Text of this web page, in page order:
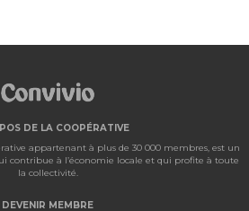
DE LA COOPÉRATIVE
appartenant à plus de 30 000 membres, est un
contribue à l’économie locale et qui profite à toute
la collectivité.
DEVENIR MEMBRE